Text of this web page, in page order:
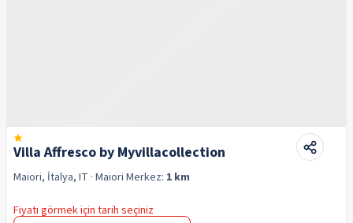
Villa Affresco by Myvillacollection
Maiori, İtalya, IT · Maiori Merkez: 1 km
Fiyatı görmek için tarih seçiniz